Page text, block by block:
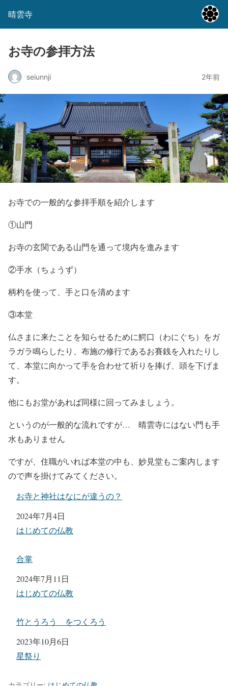
晴雲寺
お寺の参拝方法
seiunnji 2年前
お寺での一般的な参拝手順を紹介します
①山門
お寺の玄関である山門を通って境内を進みます
②手水（ちょうず）
柄杓を使って、手と口を清めます
③本堂
仏さまに来たことを知らせるために鰐口（わにぐち）をガ
ラガラ鳴らしたり、布施の修行であるお賽銭を入れたりし
て、本堂に向かって手を合わせて祈りを捧げ、頭を下げま
す。
他にもお堂があれば同様に回ってみましょう。
というのが一般的な流れですが… 晴雲寺にはない門も手
水もありません
ですが、住職がいれば本堂の中も、妙見堂もご案内します
ので声を掛けてみてください。
お寺と神社はなにが違うの？
日付
2024年7月4日
関連理由
はじめての仏教
合掌
日付
2024年7月11日
関連理由
はじめての仏教
竹とうろう をつくろう
日付
2023年10月6日
関連理由
星祭り